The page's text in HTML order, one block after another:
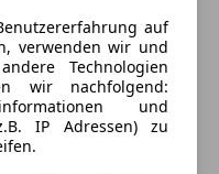
auf
verwenden wir und
Technologien
wir nachfolgend:
und
IP Adressen) zu